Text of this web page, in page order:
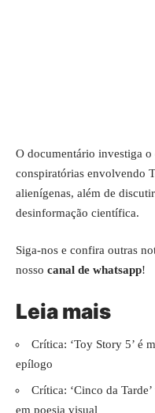
O documentário investiga o
conspiratórias envolvendo
alienígenas, além de
desinformação científica.
Siga-nos e confira outras
nosso canal de whatsapp!
Leia mais
Crítica: ‘Toy Story 5’ é
epílogo
Crítica: ‘Cinco da
em poesia visual